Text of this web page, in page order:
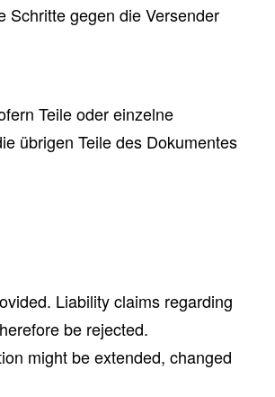
Schritte gegen die Versender
Teile oder einzelne
übrigen Teile des Dokumentes
Liability claims regarding
be rejected.
might be extended, changed